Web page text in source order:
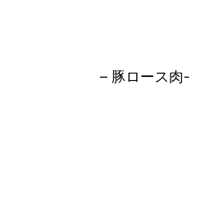
– 豚ロース肉-